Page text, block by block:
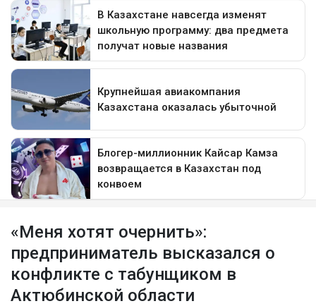
«Меня хотят очернить»:
предприниматель высказался о
конфликте с табунщиком в
Актюбинской области